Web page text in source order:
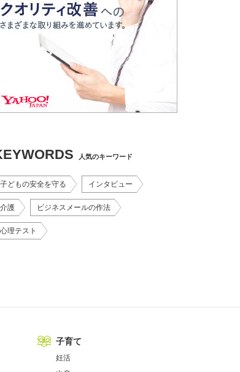
人気のキーワード
子どもの安全を守る インタビュー
介護 ビジネスメールの作法
心理テスト
子育て
妊活